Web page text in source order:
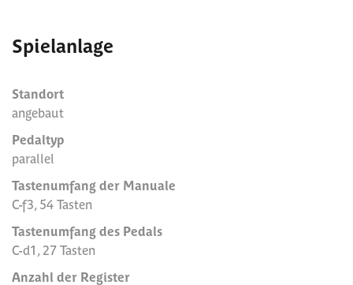
Spielanlage
Standort
angebaut
Pedaltyp
parallel
Tastenumfang der Manuale
C-f3, 54 Tasten
Tastenumfang des Pedals
C-d1, 27 Tasten
Anzahl der Register